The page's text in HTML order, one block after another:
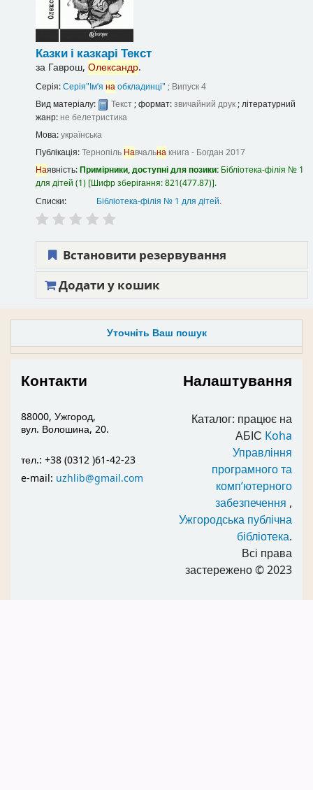
Уточніть Ваш пошук
Казки і казкарі Текст
за Гаврош, Олександр.
Серія:Серія"Ім’я наобкладинці" ; Випуск 4
Вид матеріалу:
Текст; формат:звичайний друк; літературний
жанр: не белетристика
Мова:українська
Публікація:Тернопіль Навчальнакнига - Богдан 2017
Наявність:Примірники, доступні для позики: Бібліотека-філія № 1
для дітей (1) Шифр зберігання:821(477.87) .
Списки:
Бібліотека-філія № 1 для дітей.
Встановити резервування
Додати у кошик
Контакти
88000, Ужгород,
вул. Волошина, 20.
тел.: +38 (0312 )61-42-23
e-mail: uzhlib@gmail.com
Налаштування
Каталог: працює на
АБІС Koha
Управління
програмного та
комп’ютерного
забезпечення ,
Ужгородська публічна
бібліотека.
Всі права
застережено© 2023